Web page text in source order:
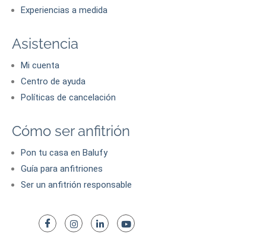
Experiencias a medida
Asistencia
Mi cuenta
Centro de ayuda
Políticas de cancelación
Cómo ser anfitrión
Pon tu casa en Balufy
Guía para anfitriones
Ser un anfitrión responsable